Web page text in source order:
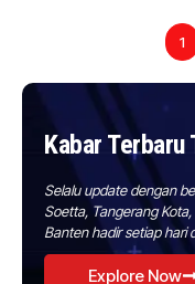
1
Kabar Terbaru
Selalu update dengan
Soetta, Tangerang
Banten hadir setiap hari
Explore Now